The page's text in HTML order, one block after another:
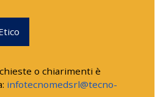
o chiarimenti è
infotecnomedsrl@tecno-